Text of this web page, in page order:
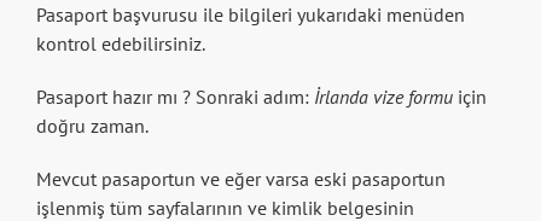
Pasaport başvurusu ile bilgileri yukarıdaki menüden
kontrol edebilirsiniz.
Pasaport hazır mı ? Sonraki adım: İrlanda vize formu için
doğru zaman.
Mevcut pasaportun ve eğer varsa eski pasaportun
işlenmiş tüm sayfalarının ve kimlik belgesinin